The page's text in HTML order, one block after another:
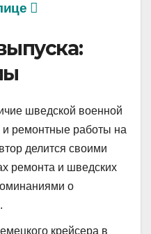
шведской военной
и ремонтные работы на
делится своими
ремонта и шведских
о
крейсера в